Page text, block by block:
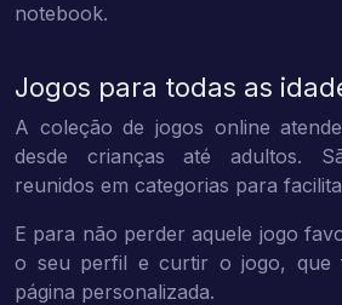
notebook.
Jogos para todas as
A coleção de jogos online
desde crianças até adultos.
reunidos em categorias para
E para não perder aquele jogo
o seu perfil e curtir o jogo, que
página personalizada.